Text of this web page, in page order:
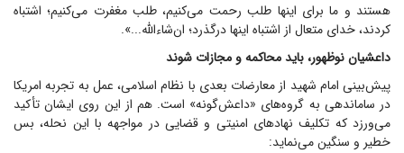
هستند و ما برای اینها طلب رحمت می‌کنیم، طلب مغفرت می‌کنیم؛ اشتباه
کردند، خدای متعال از اشتباه اینها درگذرد؛ ان‌شاءالله...».
داعشیان نوظهور، باید محاکمه و مجازات شوند
پیش‌بینی امام شهید از معارضات بعدی با نظام اسلامی، عمل به تجربه امریکا
در ساماندهی به گروه‌های «داعش‌گونه» است. هم از این روی ایشان تأکید
می‌ورزد که تکلیف نهاد‌های امنیتی و قضایی در مواجهه با این نحله، بس
خطیر و سنگین می‌نماید: